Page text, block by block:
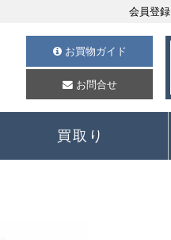
会員登録
お買物ガイド
お問合せ
買取り